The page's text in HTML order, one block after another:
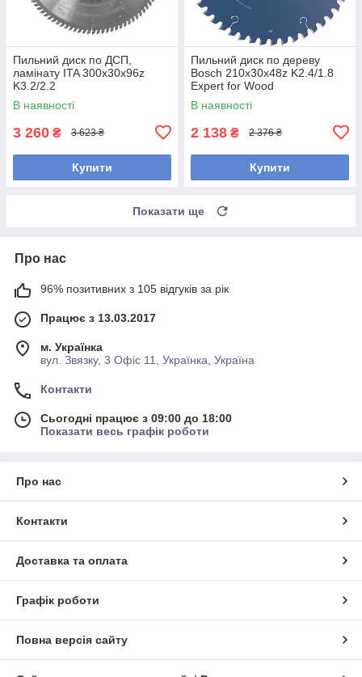
Пильний диск по ДСП,
ламінату ITA 300x30x96z
K3.2/2.2
В наявності
3 260 ₴ 3 623 ₴
Купити
Пильний диск по дереву
Bosch 210x30x48z K2.4/1.8
Expert for Wood
В наявності
2 138 ₴ 2 376 ₴
Купити
Показати ще
Про нас
96% позитивних з 105 відгуків за рік
Працює з 13.03.2017
м. Українка
вул. Звязку, 3 Офіс 11, Українка, Україна
Контакти
Сьогодні працює з 09:00 до 18:00
Показати весь графік роботи
Про нас
Контакти
Доставка та оплата
Графік роботи
Повна версія сайту